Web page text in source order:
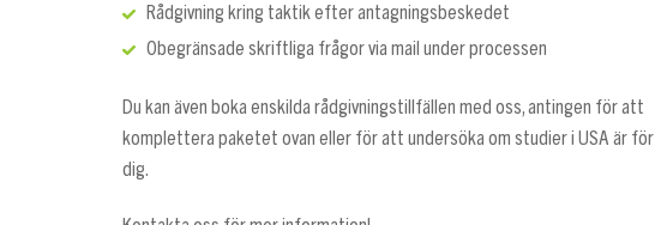
Rådgivning kring taktik efter antagningsbeskedet
Obegränsade skriftliga frågor via mail under processen
Du kan även boka enskilda rådgivningstillfällen med oss, antingen för att
komplettera paketet ovan eller för att undersöka om studier i USA är för
dig.